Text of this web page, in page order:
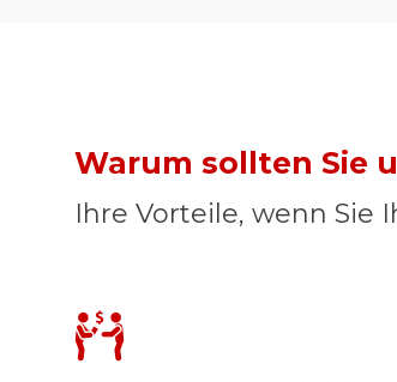
Warum sollten Sie
Ihre Vorteile, wenn Sie